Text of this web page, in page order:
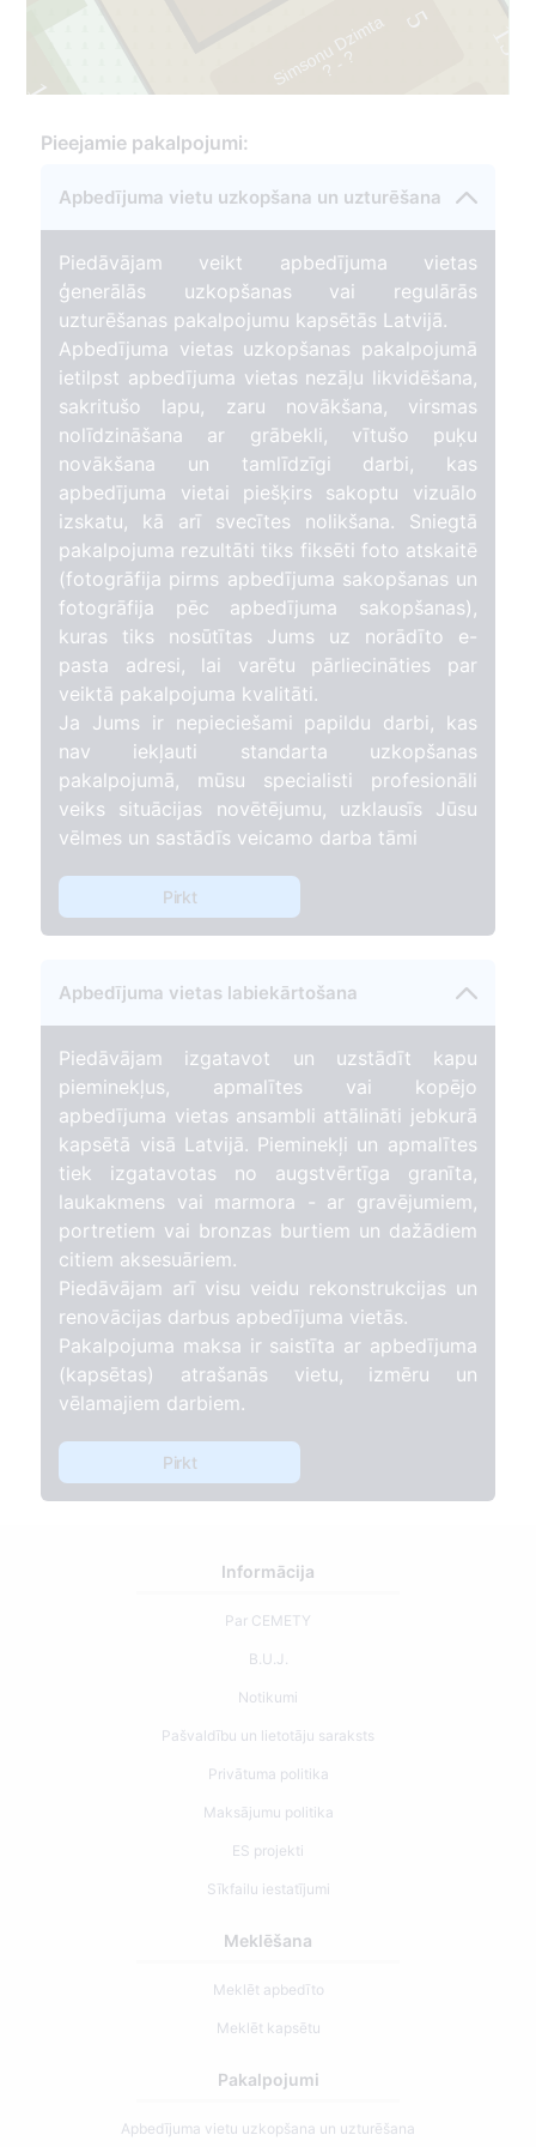
157
167
1
5
Simsonu Dzimta
?
-
?
Pieejamie pakalpojumi:
Apbedījuma vietu uzkopšana un uzturēšana
Piedāvājam veikt apbedījuma vietas
ģenerālās uzkopšanas vai regulārās
uzturēšanas pakalpojumu kapsētās Latvijā.
Apbedījuma vietas uzkopšanas pakalpojumā
ietilpst apbedījuma vietas nezāļu likvidēšana,
sakritušo lapu, zaru novākšana, virsmas
nolīdzināšana ar grābekli, vītušo puķu
novākšana un tamlīdzīgi darbi, kas
apbedījuma vietai piešķirs sakoptu vizuālo
izskatu, kā arī svecītes nolikšana. Sniegtā
pakalpojuma rezultāti tiks fiksēti foto atskaitē
(fotogrāfija pirms apbedījuma sakopšanas un
fotogrāfija pēc apbedījuma sakopšanas),
kuras tiks nosūtītas Jums uz norādīto e-
pasta adresi, lai varētu pārliecināties par
veiktā pakalpojuma kvalitāti.
Ja Jums ir nepieciešami papildu darbi, kas
nav iekļauti standarta uzkopšanas
pakalpojumā, mūsu specialisti profesionāli
veiks situācijas novētējumu, uzklausīs Jūsu
vēlmes un sastādīs veicamo darba tāmi
Pirkt
Apbedījuma vietas labiekārtošana
Piedāvājam izgatavot un uzstādīt kapu
pieminekļus, apmalītes vai kopējo
apbedījuma vietas ansambli attālināti jebkurā
kapsētā visā Latvijā. Pieminekļi un apmalītes
tiek izgatavotas no augstvērtīga granīta,
laukakmens vai marmora - ar gravējumiem,
portretiem vai bronzas burtiem un dažādiem
citiem aksesuāriem.
Piedāvājam arī visu veidu rekonstrukcijas un
renovācijas darbus apbedījuma vietās.
Pakalpojuma maksa ir saistīta ar apbedījuma
(kapsētas) atrašanās vietu, izmēru un
vēlamajiem darbiem.
Pirkt
Informācija
Par CEMETY
B.U.J.
Notikumi
Pašvaldību un lietotāju saraksts
Privātuma politika
Maksājumu politika
ES projekti
Sīkfailu iestatījumi
Meklēšana
Meklēt apbedīto
Meklēt kapsētu
Pakalpojumi
Apbedījuma vietu uzkopšana un uzturēšana